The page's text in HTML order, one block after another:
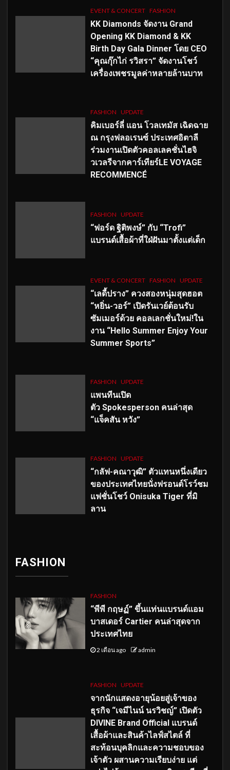
EVENT & CONCERT FASHION
KK Diamonds จัดงาน Grand
Opening KK Diamond & KK
Birth Day Gala Dinner โดย CEO
“คุณกุ๊กไก่ รวิสรา” จัดงานโชว์
เครื่องเพชรมูลค่าหลายล้านบาท
FASHION UPDATE
คิมเบอร์ลี่ แอน โวลเทมัส เฉิดฉาย
ณ กรุงฟลอเรนซ์ ประเทศอิตาลี
ร่วมงานเปิดตัวคอลเลคชั่นไฮจิ
วเวลรีจากคาร์เทียร์LE VOYAGE
RECOMMENCÉ
FASHION UPDATE
“ฟอร์ด ฐิติพงษ์” กับ “Trofi”
แบรนด์เสื้อผ้าที่ใฝ่ฝันมาตั้งแต่เด็ก
EVENT & CONCERT FASHION UPDATE
“เลดี้ปราง” ควงสองหนุ่มสุดฮอต
“หยิ่น-วอร์” เปิดรันเวย์ต้อนรับ
ซัมเมอร์ด้วย คอลเลกชั่นใหม่!ใน
งาน “Hello Summer Enjoy Your
Summer Sports”
FASHION UPDATE
แพนทีนเปิด
ตัว Spokesperson คนล่าสุด
“แจ็คสัน หวัง”
FASHION UPDATE
“กลัฟ-คณาวุฒิ” ตัวแทนหนึ่งเดียว
ของประเทศไทยนั่งฟรอนต์โรว์ชม
แฟชั่นโชว์ Onisuka Tiger ที่มิ
ลาน
FASHION
FASHION
“พีพี กฤษฏ์” ขึ้นแท่นแบรนด์แอม
บาสเดอร์ Cartier คนล่าสุดจาก
ประเทศไทย
2 เดือน ago admin
FASHION UPDATE
จากนักแสดงอายุน้อยสู่เจ้าของ
ธุรกิจ “เจมีไนน์ นรวิชญ์” เปิดตัว
DIVINE Brand Official แบรนด์
เสื้อผ้าและสินค้าไลฟ์สไตล์ ที่
สะท้อนบุคลิกและความชอบของ
เจ้าตัว ผสานความเรียบง่าย แต่